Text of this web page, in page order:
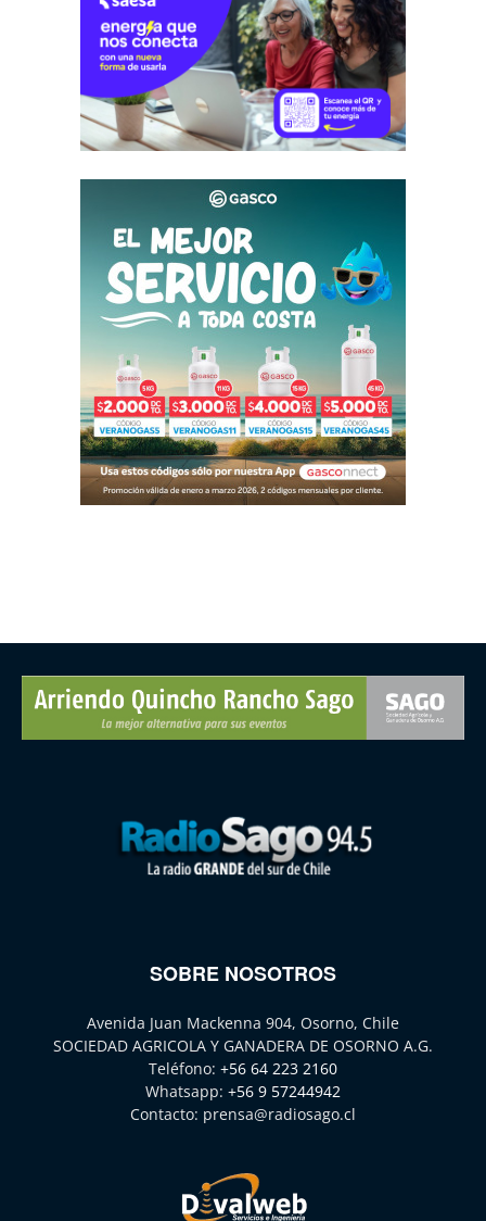
SOBRE NOSOTROS
Avenida Juan Mackenna 904, Osorno, Chile
SOCIEDAD AGRICOLA Y GANADERA DE OSORNO A.G.
Teléfono: +56 64 223 2160
Whatsapp: +56 9 57244942
Contacto: prensa@radiosago.cl